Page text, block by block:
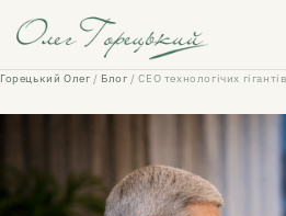
Горецький Олег / Блог /CEO технологічих